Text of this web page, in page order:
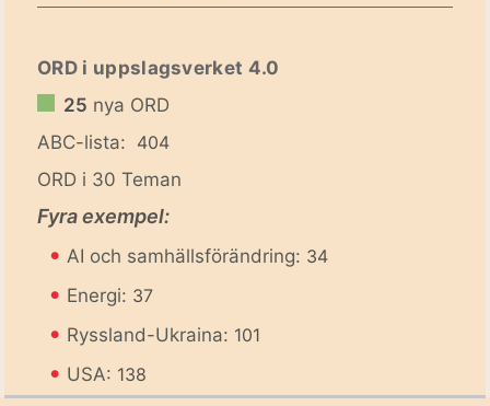
ORD i uppslagsverket 4.0
25 nya ORD
ABC-lista: 404
ORD i 30 Teman
Fyra exempel:
• AI och samhällsförändring: 34
• Energi: 37
• Ryssland-Ukraina: 101
• USA: 138